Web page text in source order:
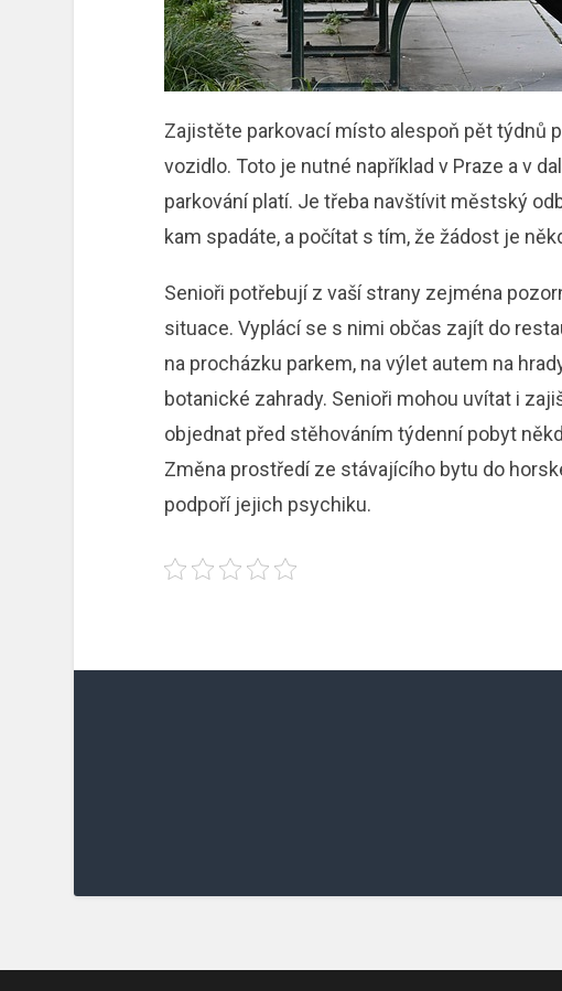
Zajistěte parkovací místo alespoň pět týdnů
vozidlo. Toto je nutné například v Praze a v
parkování platí. Je třeba navštívit městský
kam spadáte, a počítat s tím, že žádost je
Senioři potřebují z vaší strany zejména
situace. Vyplácí se s nimi občas zajít do
na procházku parkem, na výlet autem na
botanické zahrady. Senioři mohou uvítat i
objednat před stěhováním týdenní pobyt
Změna prostředí ze stávajícího bytu do
podpoří jejich psychiku.